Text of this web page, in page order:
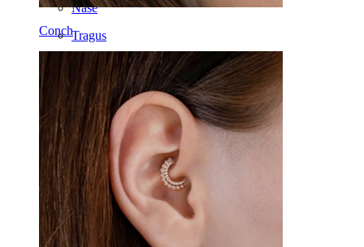
Conch
Nase
Tragus
Barbell
Rook
Daith
Hufeisen
Ring
Werkzeuge
Curved Barbell